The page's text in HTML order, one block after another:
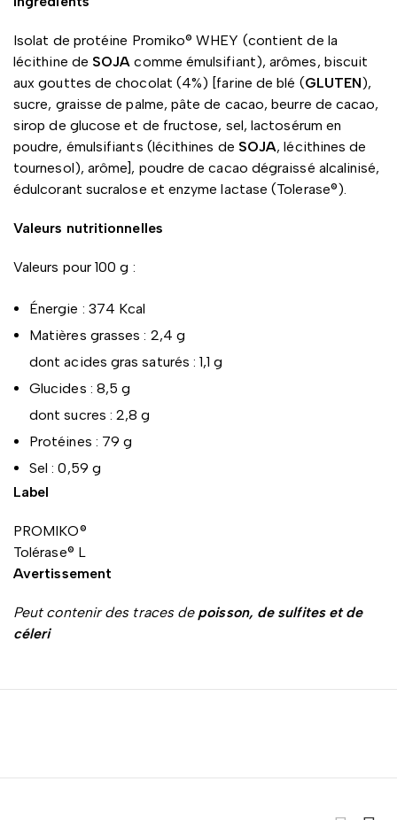
Isolat de protéine Promiko® WHEY (contient de la
lécithine de SOJAcomme émulsifiant), arômes, biscuit
aux gouttes de chocolat (4%) [farine de blé (GLUTEN),
sucre, graisse de palme, pâte de cacao, beurre de cacao,
sirop de glucose et de fructose, sel, lactosérum en
poudre, émulsifiants (lécithines de SOJA, lécithines de
tournesol), arôme], poudre de cacao dégraissé alcalinisé,
édulcorant sucralose et enzyme lactase (Tolerase®).
Valeurs nutritionnelles
Valeurs pour 100 g :
Énergie : 374 Kcal
Matières grasses : 2,4 g
dont acides gras saturés : 1,1 g
Glucides : 8,5 g
dont sucres : 2,8 g
Protéines : 79 g
Sel : 0,59 g
Label
PROMIKO®
Tolérase® L
Avertissement
Peut contenir des traces depoisson, de sulfites et de
céleri